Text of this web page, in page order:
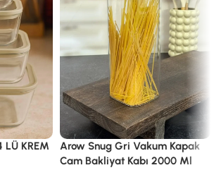
LÜ KREM
Arow Snug Gri Vakum Kapak
Cam Bakliyat Kabı 2000 Ml